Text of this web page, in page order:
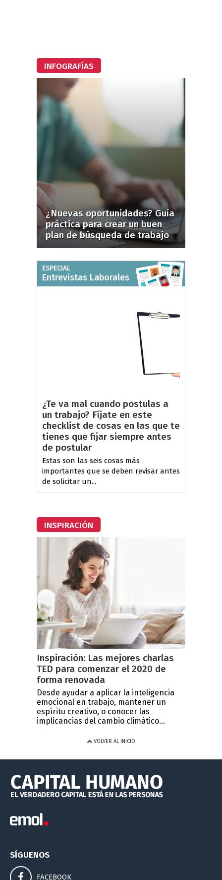
INFOGRAFÍAS
¿Nuevas oportunidades? Guía
práctica para crear un buen
plan de búsqueda de trabajo
ESPECIAL
Entrevistas Laborales
¿Te va mal cuando postulas a
un trabajo? Fíjate en este
checklist de cosas en las que te
tienes que fijar siempre antes
de postular
Estas son las seis cosas más
importantes que se deben revisar antes
de solicitar un...
INSPIRACIÓN
Inspiración: Las mejores charlas
TED para comenzar el 2020 de
forma renovada
Desde ayudar a aplicar la inteligencia
emocional en trabajo, mantener un
espíritu creativo, o conocer las
implicancias del cambio climático...
VOLVER AL INICIO
SÍGUENOS
FACEBOOK